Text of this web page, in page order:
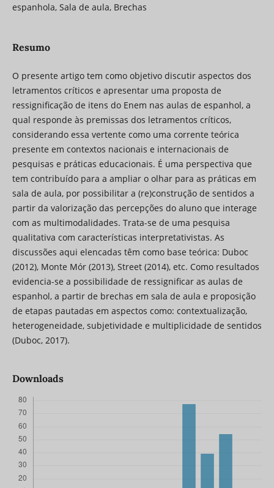
espanhola, Sala de aula, Brechas
Resumo
O presente artigo tem como objetivo discutir aspectos dos
letramentos críticos e apresentar uma proposta de
ressignificação de itens do Enem nas aulas de espanhol, a
qual responde às premissas dos letramentos críticos,
considerando essa vertente como uma corrente teórica
presente em contextos nacionais e internacionais de
pesquisas e práticas educacionais. É uma perspectiva que
tem contribuído para a ampliar o olhar para as práticas em
sala de aula, por possibilitar a (re)construção de sentidos a
partir da valorização das percepções do aluno que interage
com as multimodalidades. Trata-se de uma pesquisa
qualitativa com características interpretativistas. As
discussões aqui elencadas têm como base teórica: Duboc
(2012), Monte Mór (2013), Street (2014), etc. Como resultados
evidencia-se a possibilidade de ressignificar as aulas de
espanhol, a partir de brechas em sala de aula e proposição
de etapas pautadas em aspectos como: contextualização,
heterogeneidade, subjetividade e multiplicidade de sentidos
(Duboc, 2017).
Downloads